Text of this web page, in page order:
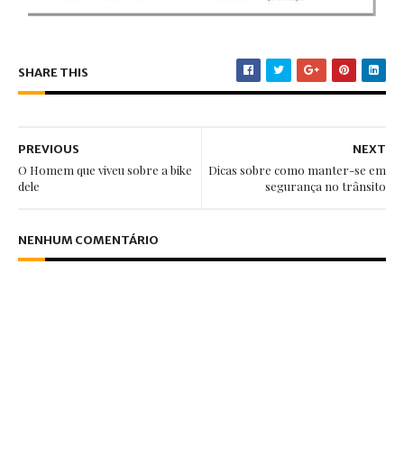
SHARE THIS
NEXT
Dicas sobre como manter-se em
segurança no trânsito
PREVIOUS
O Homem que viveu sobre a bike
dele
NENHUM COMENTÁRIO